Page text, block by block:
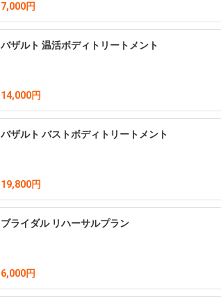
7,000円
バザルト 温活ボディトリートメント
14,000円
バザルト バストボディトリートメント
19,800円
ブライダル リハーサルプラン
6,000円